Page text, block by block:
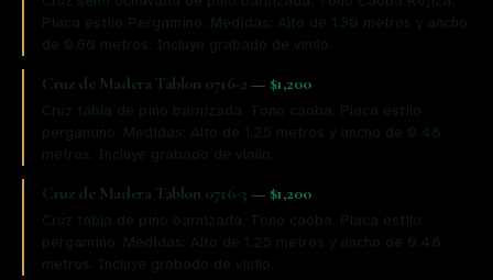
Placa estilo Pergamino. Medidas: Alto de 1.30 metros y ancho
de 0.60 metros. Incluye grabado de vinilo.
Cruz de Madera Tablon 0716-2 — $1,200
Cruz tabla de pino barnizada. Tono caoba. Placa estilo
pergamino. Medidas: Alto de 1.25 metros y ancho de 0.48
metros. Incluye grabado de vinilo.
Cruz de Madera Tablon 0716-3 — $1,200
Cruz tabla de pino barnizada. Tono caoba. Placa estilo
pergamino. Medidas: Alto de 1.25 metros y ancho de 0.48
metros. Incluye grabado de vinilo.